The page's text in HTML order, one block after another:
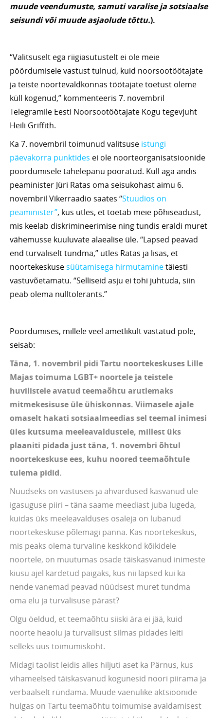
muude veendumuste, samuti varalise ja sotsiaalse
seisundi või muude asjaolude tõttu.).
“Valitsuselt ega riigiasutustelt ei ole meie
pöördumisele vastust tulnud, kuid noorsootöötajate
ja teiste noortevaldkonnas töötajate toetust oleme
küll kogenud,” kommenteeris 7. novembril
Telegramile Eesti Noorsootöötajate Kogu tegevjuht
Heili Griffith.
Ka 7. novembril toimunud valitsuse istungi
päevakorra punktides ei ole noorteorganisatsioonide
pöördumisele tähelepanu pööratud. Küll aga andis
peaminister Jüri Ratas oma seisukohast aimu 6.
novembril Vikerraadio saates “Stuudios on
peaminister”, kus ütles, et toetab meie põhiseadust,
mis keelab diskrimineerimise ning tundis eraldi muret
vähemusse kuuluvate alaealise üle. “Lapsed peavad
end turvaliselt tundma,” ütles Ratas ja lisas, et
noortekeskusesüütamisega hirmutaminetäiesti
vastuvõetamatu. “Selliseid asju ei tohi juhtuda, siin
peab olema nulltolerants.”
Pöördumises, millele veel ametlikult vastatud pole,
seisab:
Täna, 1. novembril pidi Tartu noortekeskuses Lille
Majas toimuma LGBT+ noortele ja teistele
huvilistele avatud teemaõhtu arutlemaks
mitmekesisuse üle ühiskonnas. Viimasele ajale
omaselt hakati sotsiaalmeedias sel teemal inimesi
üles kutsuma meeleavaldustele, millest üks
plaaniti pidada just täna, 1. novembri õhtul
noortekeskuse ees, kuhu noored teemaõhtule
tulema pidid.
Nüüdseks on vastuseis ja ähvardused kasvanud üle
igasuguse piiri – täna saame meediast juba lugeda,
kuidas üks meeleavalduses osaleja on lubanud
noortekeskuse põlemagi panna. Kas noortekeskus,
mis peaks olema turvaline keskkond kõikidele
noortele, on muutumas osade täiskasvanud inimeste
kiusu ajel kardetud paigaks, kus nii lapsed kui ka
nende vanemad peavad nüüdsest muret tundma
oma elu ja turvalisuse pärast?
Olgu öeldud, et teemaõhtu siiski ära ei jää, kuid
noorte heaolu ja turvalisust silmas pidades leiti
selleks uus toimumiskoht.
Midagi taolist leidis alles hiljuti aset ka Pärnus, kus
vihameelsed täiskasvanud kogunesid noori piirama ja
verbaalselt ründama. Muude vaenulike aktsioonide
hulgas on Tartu teemaõhtu toimumise avaldamisest